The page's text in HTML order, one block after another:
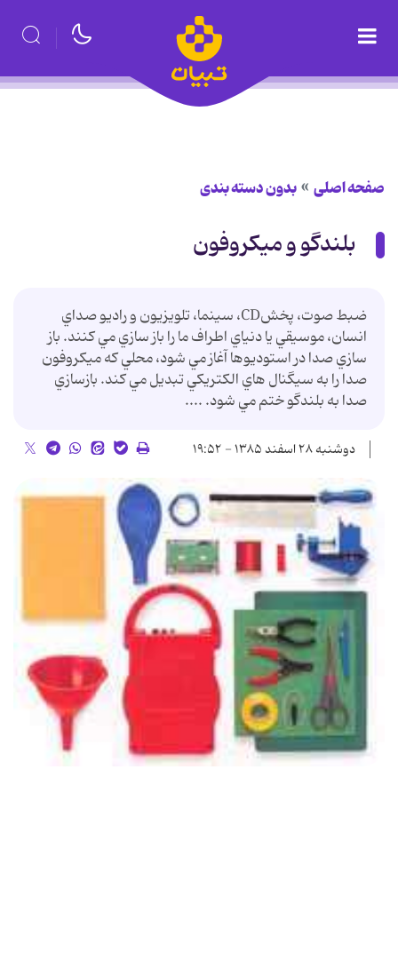
صفحه اصلی بدون دسته بندی
بلندگو و میكروفون
ضبط صوت، پخشCD، سينما، تلويزيون و راديو صداي
انسان، موسيقي يا دنياي اطراف ما را باز سازي مي كنند. باز
سازي صدا در استوديوها آغاز مي شود، محلي كه ميكروفون
صدا را به سيگنال هاي الكتريكي تبديل مي كند. بازسازي
صدا به بلندگو ختم مي شود. ....
دوشنبه ۲۸ اسفند ۱۳۸۵ - ۱۹:۵۲